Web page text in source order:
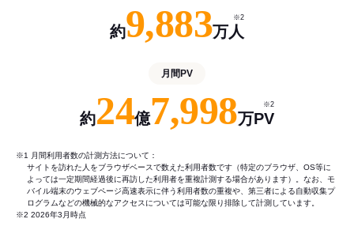
約9,883万人
※2
月間PV
約24億7,998万PV
※2
※1 月間利用者数の計測方法について：
サイトを訪れた人をブラウザベースで数えた利用者数です（特定のブラウザ、OS等に
よっては一定期間経過後に再訪した利用者を重複計測する場合があります）。なお、モ
バイル端末のウェブページ高速表示に伴う利用者数の重複や、第三者による自動収集プ
ログラムなどの機械的なアクセスについては可能な限り排除して計測しています。
※2 2026年3月時点